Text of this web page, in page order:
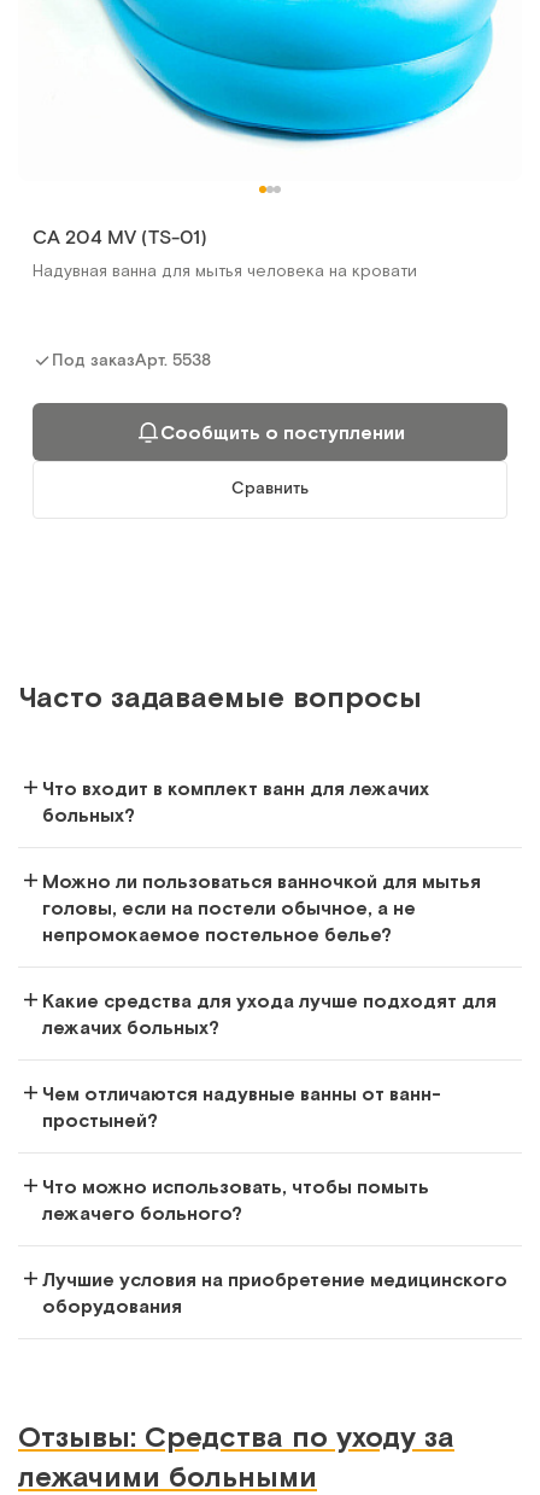
Пластыри противопролежневые гидроколлоидные
Сообщить о поступлении
Каркасная складная ванна
Под заказАрт.20290
Сравнить
CA 204 MV (TS-01)
Надувная ванна для мытья человека на кровати
Под заказАрт. 5538
Сообщить о поступлении
Сравнить
Часто задаваемые вопросы
Что входит в комплект ванн для лежачих
больных?
Можно ли пользоваться ванночкой для мытья
головы, если на постели обычное, а не
непромокаемое постельное белье?
Какие средства для ухода лучше подходят для
лежачих больных?
Чем отличаются надувные ванны от ванн-
простыней?
Что можно использовать, чтобы помыть
лежачего больного?
Лучшие условия на приобретение медицинского
оборудования
Отзывы: Средства по уходу за
лежачими больными